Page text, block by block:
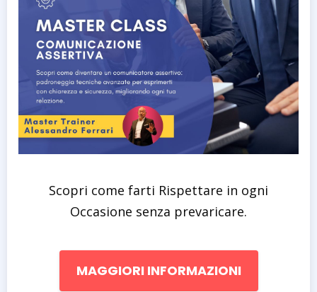
Scopri come farti Rispettare in ogni
Occasione senza prevaricare.
MAGGIORI INFORMAZIONI